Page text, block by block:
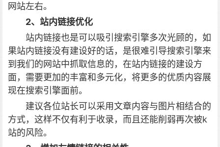
网站左右。
2、站内链接优化
站内链接也是可以吸引搜索引擎多次光顾的，如
果站内链接没有建设好的话，是很难引导搜索引擎来
到我们的网站中抓取信息的，在站内链接的建设方
面，需要更加的丰富和多元化，将更多的优质内容展
现在搜索引擎面前。
建议各位站长可以采用文章内容与图片相结合的
方式，这样不仅有利于收录，而且还能削弱再次被k
站的风险。